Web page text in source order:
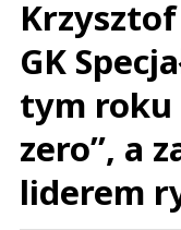
GK
tym roku
zero”, a
liderem